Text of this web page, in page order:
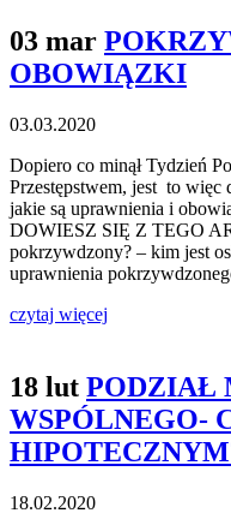
03 mar
OBOWIĄZKI
03.03.2020
Dopiero co minął Tydzień
Przestępstwem, jest to więc
jakie są uprawnienia i
DOWIESZ SIĘ Z TEGO
pokrzywdzony? – kim jest
uprawnienia
czytaj więcej
18 lut PODZIAŁ
WSPÓLNEGO-
18.02.2020